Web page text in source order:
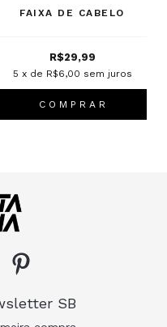
FAIXA DE CABELO
R$29,99
5 x de R$6,00 sem juros
C O M P R A R
SB